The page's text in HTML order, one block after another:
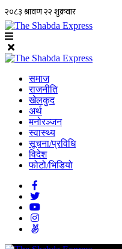
समाज
राजनीति
खेलकुद
अर्थ
मनोरञ्जन
स्वास्थ्य
सूचना/प्रविधि
विदेश
फोटो/भिडियो